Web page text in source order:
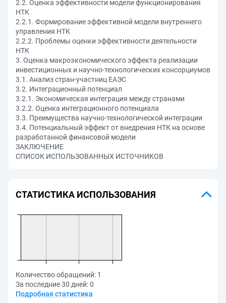
2.2. Оценка эффективности модели функционирования
НТК
2.2.1. Формирование эффективной модели внутреннего
управления НТК
2.2.2. Проблемы оценки эффективности деятельности
НТК
3. Оценка макроэкономического эффекта реализации
инвестиционных и научно-технологических консорциумов
3.1. Анализ стран-участниц ЕАЭС
3.2. Интеграционный потенциал
3.2.1. Экономическая интеграция между странами
3.2.2. Оценка интеграционного потенциала
3.3. Преимущества научно-технологической интеграции
3.4. Потенциальный эффект от внедрения НТК на основе
разработанной финансовой модели
ЗАКЛЮЧЕНИЕ
СПИСОК ИСПОЛЬЗОВАННЫХ ИСТОЧНИКОВ
СТАТИСТИКА ИСПОЛЬЗОВАНИЯ
Количество обращений: 1
За последние 30 дней:0
Подробная статистика